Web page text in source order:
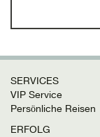
SERVICES
VIP Service
Persönliche Reisen
ERFOLG